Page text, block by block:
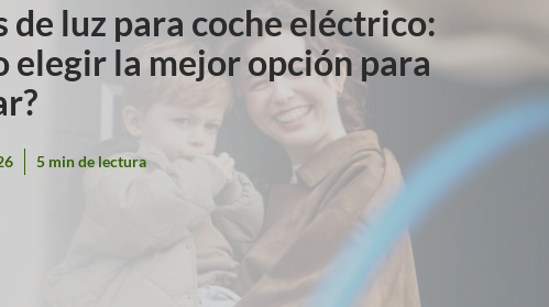
de luz para coche eléctrico:
elegir la mejor opción para
5 min de lectura